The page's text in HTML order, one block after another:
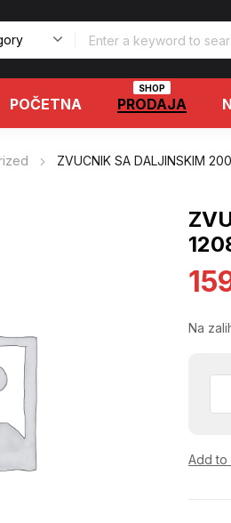
POČETNA PRODAJA
SHOP
ZVUCNIK SA DALJINSKIM
Na
Add to